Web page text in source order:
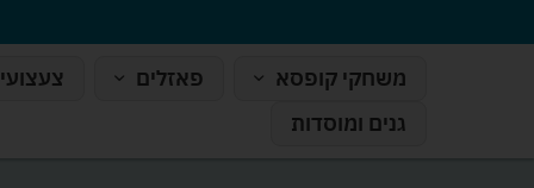
משחקי קופסא פאזלים
גנים ומוסדות